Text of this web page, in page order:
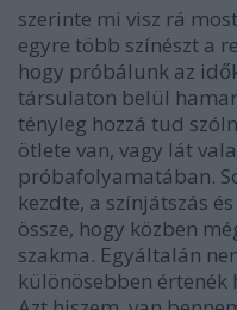
szerinte mi visz rá
egyre több színészt a
hogy próbálunk az
társulaton belül
tényleg hozzá tud
ötlete van, vagy lát
próbafolyamatában.
kezdte, a színjátszás
össze, hogy közben
szakma. Egyáltalán
különösebben értenék